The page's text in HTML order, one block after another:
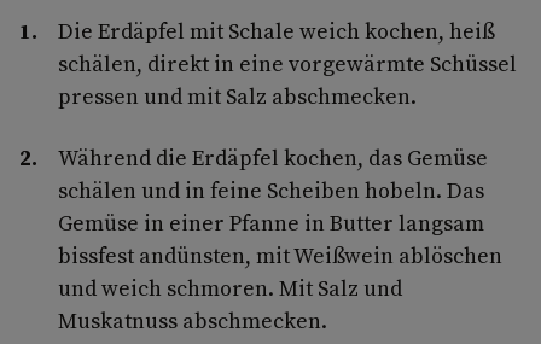
Die Erdäpfel mit Schale weich kochen, heiß
schälen, direkt in eine vorgewärmte Schüssel
pressen und mit Salz abschmecken.
Während die Erdäpfel kochen, das Gemüse
schälen und in feine Scheiben hobeln. Das
Gemüse in einer Pfanne in Butter langsam
bissfest andünsten, mit Weißwein ablöschen
und weich schmoren. Mit Salz und
Muskatnuss abschmecken.